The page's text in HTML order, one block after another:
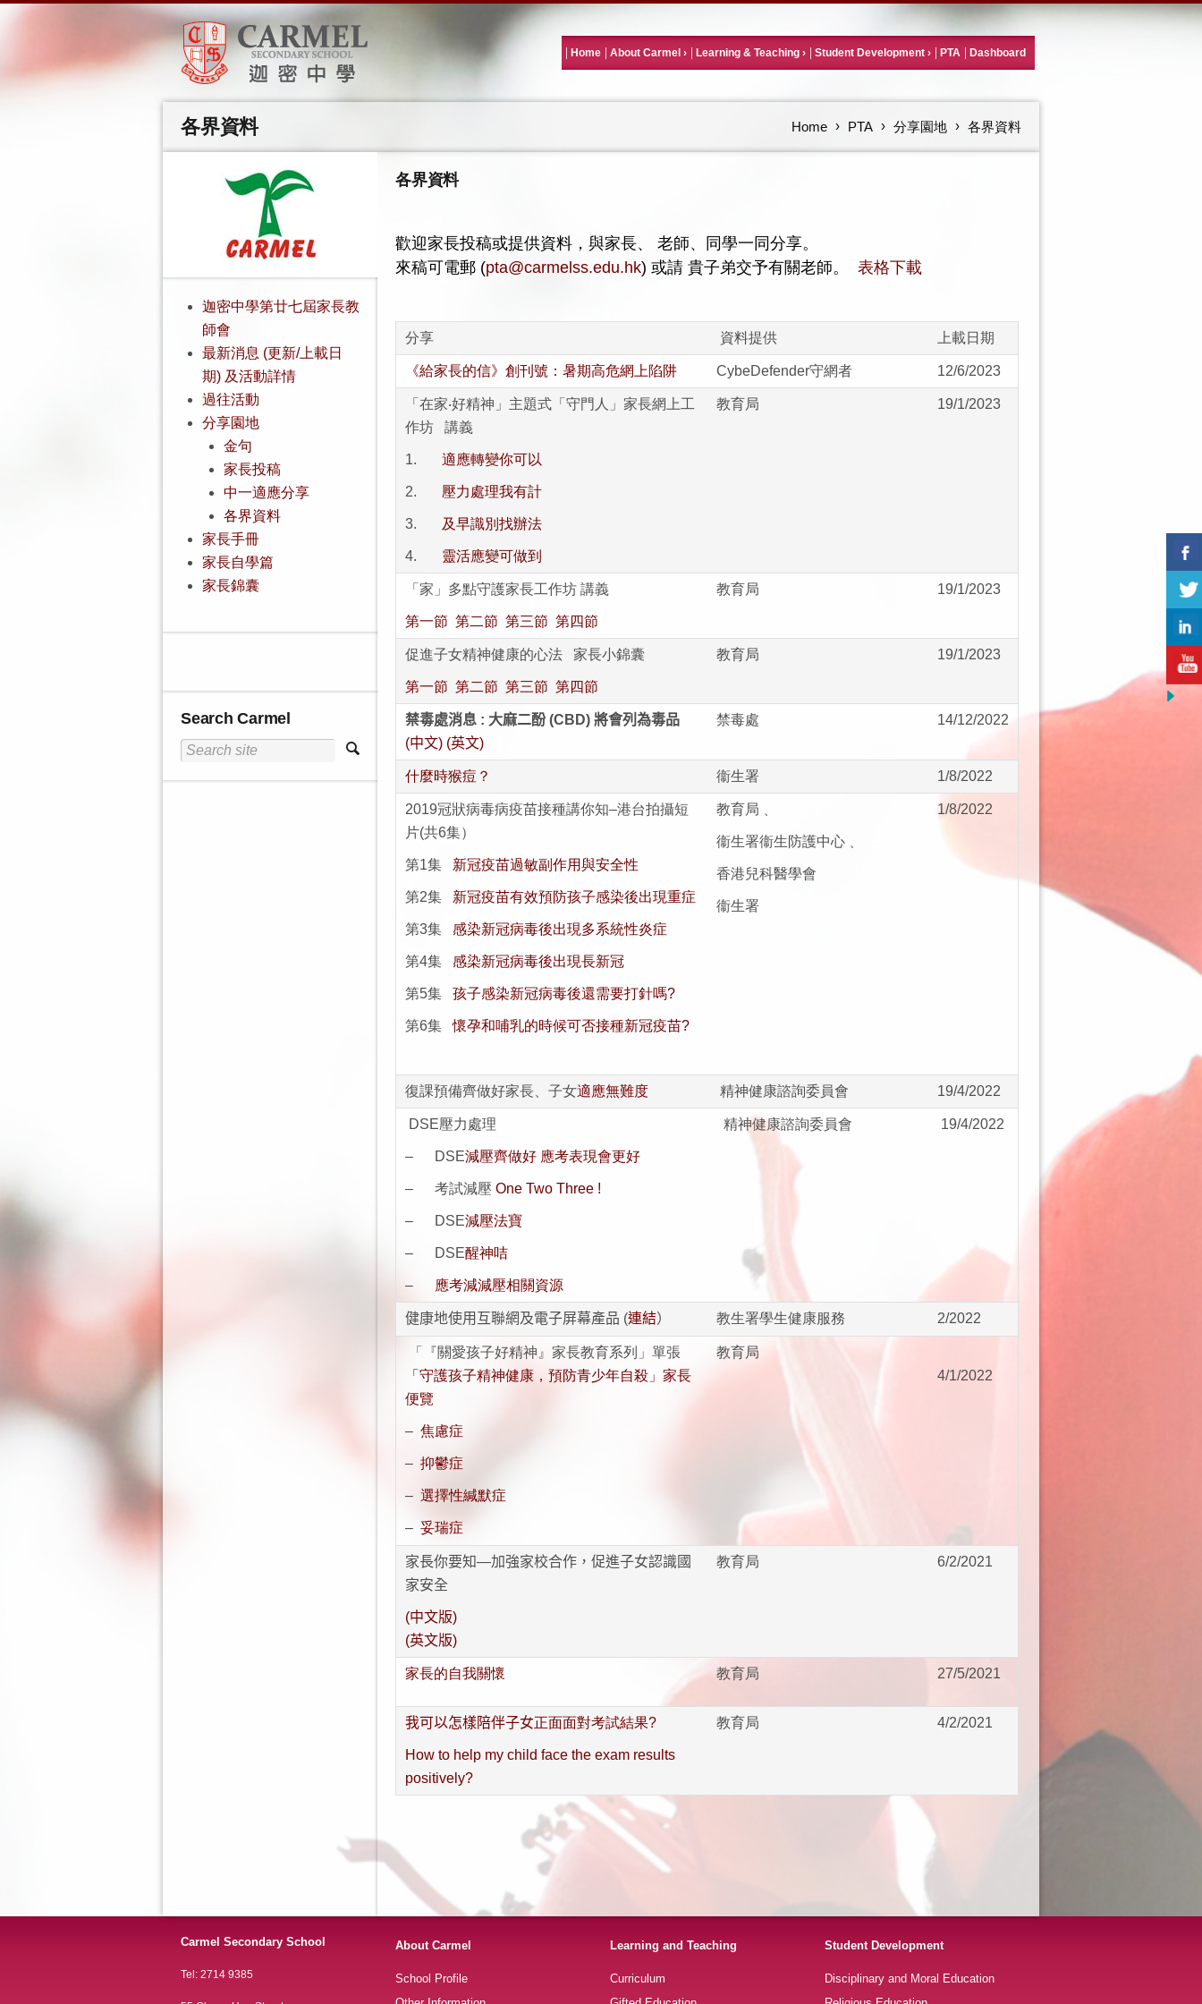
Home About Carmel Learning & Teaching Student Development PTA Dashboard
Home PTA 分享園地 各界資料
各界資料
各界資料
歡迎家長投稿或提供資料，與家長、
老師、同學一同分享。
來稿可電郵 (pta@carmelss.edu.hk) 或請 貴子弟交予有關老師。 表格下載
分享 資料提供 上載日期
《給家長的信》創刊號：暑期高危網上陷阱 CybeDefender守網者 12/6/2023
「在家‧好精神」主題式「守門人」家長網上工
作坊 講義
1. 適應轉變你可以
2. 壓力處理我有計
3. 及早識別找辦法
4. 靈活應變可做到
教育局 19/1/2023
「家」多點守護家長工作坊 講義
第一節 第二節 第三節 第四節
教育局 19/1/2023
促進子女精神健康的心法 家長小錦囊
第一節 第二節 第三節 第四節
教育局 19/1/2023
禁毒處消息 : 大麻二酚 (CBD) 將會列為毒品
(中文) (英文)
禁毒處 14/12/2022
什麼時猴痘？ 衞生署 1/8/2022
2019冠狀病毒病疫苗接種講你知–港台拍攝短
片(共6集）
第1集 新冠疫苗過敏副作用與安全性
第2集 新冠疫苗有效預防孩子感染後出現重症
第3集 感染新冠病毒後出現多系統性炎症
第4集 感染新冠病毒後出現長新冠
第5集 孩子感染新冠病毒後還需要打針嗎?
第6集懷孕和哺乳的時候可否接種新冠疫苗?
教育局﹑
衞生署衞生防護中心﹑
香港兒科醫學會
衞生署
1/8/2022
復課預備齊做好家長、子女適應無難度 精神健康諮詢委員會 19/4/2022
DSE壓力處理
– DSE減壓齊做好 應考表現會更好
– 考試減壓 One Two Three !
– DSE減壓法寶
– DSE醒神咭
– 應考減減壓相關資源
精神健康諮詢委員會 19/4/2022
健康地使用互聯網及電子屏幕產品 (連結） 教生署學生健康服務 2/2022
「『關愛孩子好精神』家長教育系列」單張
「守護孩子精神健康，預防青少年自殺」家長
便覽
– 焦慮症
– 抑鬱症
– 選擇性緘默症
– 妥瑞症
教育局
4/1/2022
家長你要知—加強家校合作，促進子女認識國
家安全
(中文版)
(英文版)
教育局 6/2/2021
家長的自我關懷 教育局 27/5/2021
我可以怎樣陪伴子女正面面對考試結果?
How to help my child face the exam results
positively?
教育局 4/2/2021
迦密中學第廿七屆家長教
師會
最新消息 (更新/上載日
期) 及活動詳情
過往活動
分享園地
金句
家長投稿
中一適應分享
各界資料
家長手冊
家長自學篇
家長錦囊
Search Carmel
Carmel Secondary School
Tel: 2714 9385
About Carmel
School Profile
Learning and Teaching
Curriculum
Student Development
Disciplinary and Moral Education